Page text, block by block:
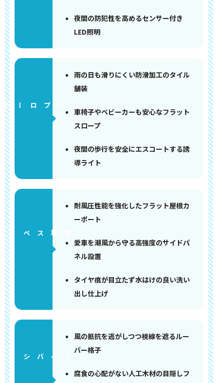
夜間の防犯性を高めるセンサー付き
LED照明
アプローチ
雨の日も滑りにくい防滑加工のタイル
舗装
車椅子やベビーカーも安心なフラット
スロープ
夜間の歩行を安全にエスコートする誘
導ライト
耐風圧性能を強化したフラット屋根カ
ーポート
愛車を潮風から守る高強度のサイドパ
ネル設置
タイヤ痕が目立たず水はけの良い洗い
出し仕上げ
風の抵抗を逃がしつつ視線を遮るルー
バー格子
腐食の心配がない人工木材の目隠しフ